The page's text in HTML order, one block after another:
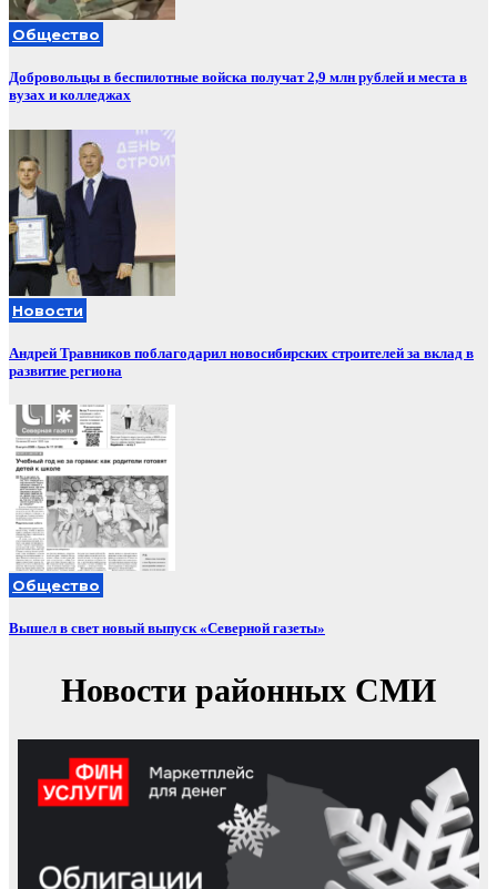
Общество
Добровольцы в беспилотные войска получат 2,9 млн рублей и места в
вузах и колледжах
Новости
Андрей Травников поблагодарил новосибирских строителей за вклад в
развитие региона
Общество
Вышел в свет новый выпуск «Северной газеты»